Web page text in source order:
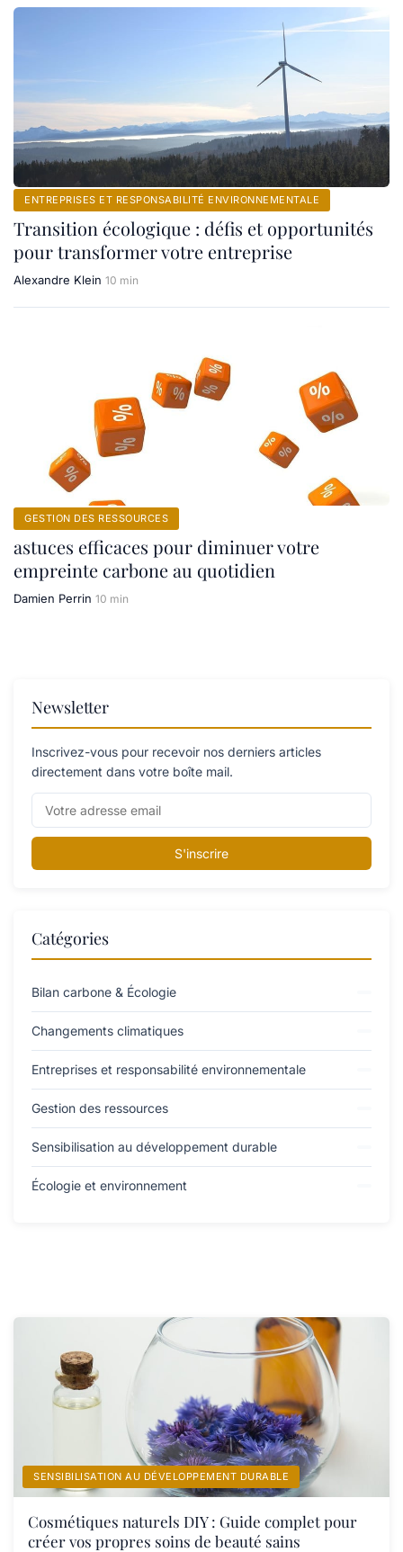
ENTREPRISES ET RESPONSABILITÉ ENVIRONNEMENTALE
Transition écologique : défis et opportunités
pour transformer votre entreprise
Alexandre Klein 10 min
GESTION DES RESSOURCES
astuces efficaces pour diminuer votre
empreinte carbone au quotidien
Damien Perrin 10 min
Newsletter
Inscrivez-vous pour recevoir nos derniers articles
directement dans votre boîte mail.
S'inscrire
Catégories
Bilan carbone & Écologie
Changements climatiques
Entreprises et responsabilité environnementale
Gestion des ressources
Sensibilisation au développement durable
Écologie et environnement
SENSIBILISATION AU DÉVELOPPEMENT DURABLE
Cosmétiques naturels DIY : Guide complet pour
créer vos propres soins de beauté sains